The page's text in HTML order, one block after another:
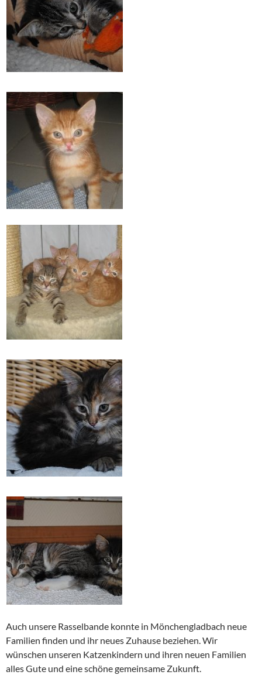
Auch unsere Rasselbande konnte in Mönchengladbach neue
Familien finden und ihr neues Zuhause beziehen. Wir
wünschen unseren Katzenkindern und ihren neuen Familien
alles Gute und eine schöne gemeinsame Zukunft.